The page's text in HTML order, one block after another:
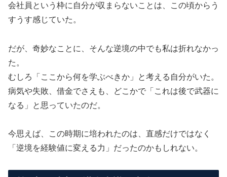
会社員という枠に自分が収まらないことは、この頃からう
すうす感じていた。
だが、奇妙なことに、そんな逆境の中でも私は折れなかっ
た。
むしろ「ここから何を学ぶべきか」と考える自分がいた。
病気や失敗、借金でさえも、どこかで「これは後で武器に
なる」と思っていたのだ。
今思えば、この時期に培われたのは、直感だけではなく
「逆境を経験値に変える力」だったのかもしれない。